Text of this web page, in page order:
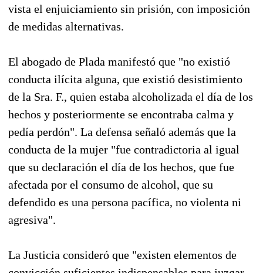
vista el enjuiciamiento sin prisión, con imposición
de medidas alternativas.
El abogado de Plada manifestó que "no existió
conducta ilícita alguna, que existió desistimiento
de la Sra. F., quien estaba alcoholizada el día de los
hechos y posteriormente se encontraba calma y
pedía perdón". La defensa señaló además que la
conducta de la mujer "fue contradictoria al igual
que su declaración el día de los hechos, que fue
afectada por el consumo de alcohol, que su
defendido es una persona pacífica, no violenta ni
agresiva".
La Justicia consideró que "existen elementos de